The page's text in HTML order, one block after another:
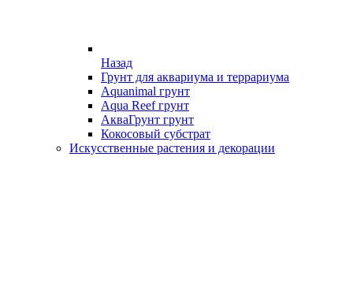
Назад
Грунт для аквариума и террариума
Aquanimal грунт
Aqua Reef грунт
АкваГрунт грунт
Кокосовый субстрат
Искусственные растения и декорации